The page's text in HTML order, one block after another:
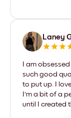
Laney
I am
such good
to put up. I
I'm a bit of a
until I created